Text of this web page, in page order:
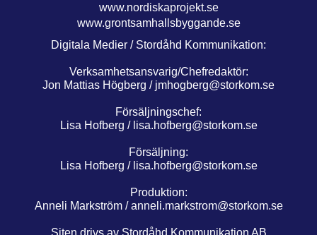
www.nordiskaprojekt.se
www.grontsamhallsbyggande.se
Digitala Medier / Stordåhd Kommunikation:
Verksamhetsansvarig/Chefredaktör:
Jon Mattias Högberg / jmhogberg@storkom.se
Försäljningschef:
Lisa Hofberg / lisa.hofberg@storkom.se
Försäljning:
Lisa Hofberg / lisa.hofberg@storkom.se
Produktion:
Anneli Markström /anneli.markstrom@storkom.se
Siten drivs av Stordåhd Kommunikation AB